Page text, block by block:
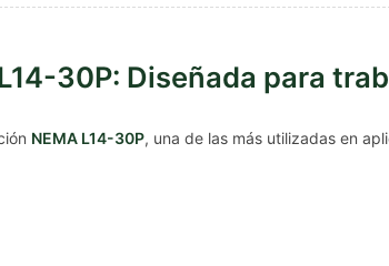
30P: Diseñada para
NEMA L14-30P, una de las más utilizadas en